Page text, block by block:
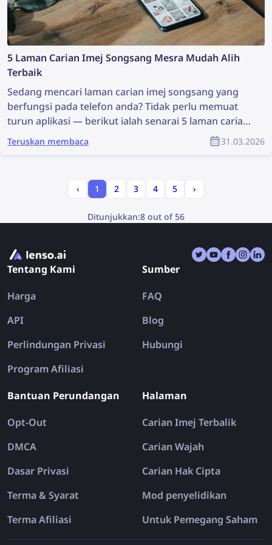
5 Laman Carian Imej Songsang Mesra Mudah Alih
Terbaik
Sedang mencari laman carian imej songsang yang
berfungsi pada telefon anda? Tidak perlu memuat
turun aplikasi — berikut ialah senarai 5 laman carian
imej songsang terbaik yang boleh digunakan pada
peranti mudah alih tanpa perlu muat turun.
Teruskan membaca 31.03.2026
‹ 1 2 3 4 5 ›
Ditunjukkan:8 out of 56
Tentang Kami
Harga
API
Perlindungan Privasi
Program Afiliasi
Sumber
FAQ
Blog
Hubungi
Bantuan Perundangan
Opt-Out
DMCA
Dasar Privasi
Terma & Syarat
Terma Afiliasi
Halaman
Carian Imej Terbalik
Carian Wajah
Carian Hak Cipta
Mod penyelidikan
Untuk Pemegang Saham